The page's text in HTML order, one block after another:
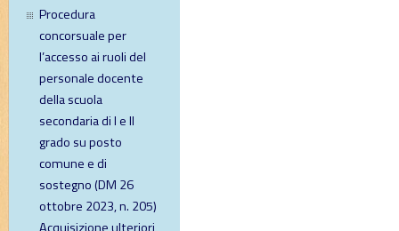
Procedura
concorsuale per
l’accesso ai ruoli del
personale docente
della scuola
secondaria di I e II
grado su posto
comune e di
sostegno (DM 26
ottobre 2023, n. 205)